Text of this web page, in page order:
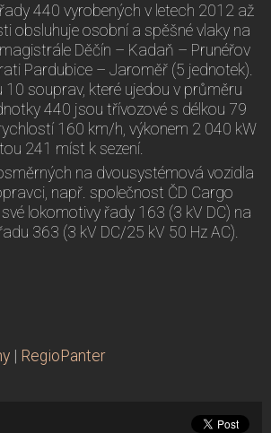
440 vyrobených v letech 2012 až
obsluhuje osobní a spěšné vlaky na
Děčín – Kadaň – Prunéřov
Pardubice – Jaroměř (5 jednotek).
10 souprav, které ujedou v průměru
440 jsou třívozové s délkou 79
160 km/h, výkonem 2 040 kW
241 míst k sezení.
na dvousystémová vozidla
např. společnost ČD Cargo
lokomotivy řady 163 (3 kV DC) na
363 (3 kV DC/25 kV 50 Hz AC).
| RegioPanter